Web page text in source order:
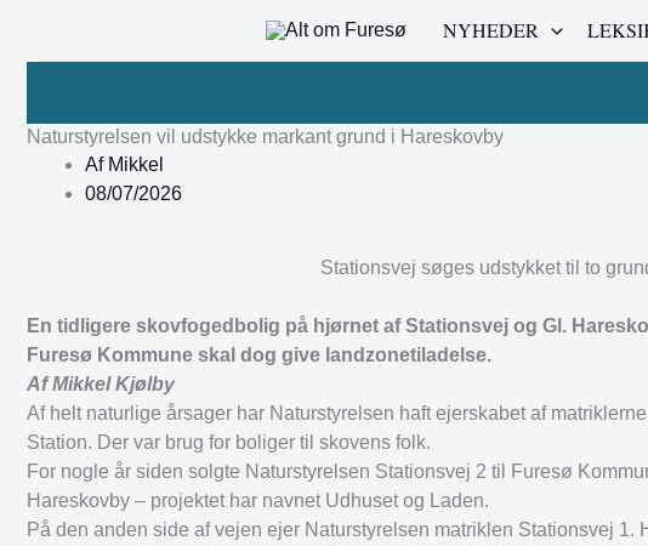
NYHEDER
Naturstyrelsen vil udstykke markant grund i Hareskovby
AfMikkel
08/07/2026
Stationsvej søges udstykket til to
En tidligere skovfogedbolig på hjørnet af Stationsvej og Gl.
Furesø Kommune skal dog give landzonetiladelse.
Af Mikkel Kjølby
Af helt naturlige årsager har Naturstyrelsen haft ejerskabet af
Station. Der var brug for boliger til skovens folk.
For nogle år siden solgte Naturstyrelsen Stationsvej 2 til Furesø
Hareskovby – projektet har navnet Udhuset og Laden.
På den anden side af vejen ejer Naturstyrelsen matriklen Stationsvej